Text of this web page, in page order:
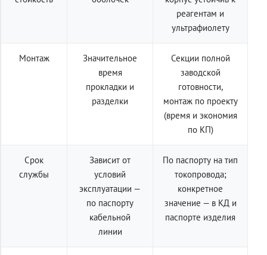
реагентам и
ультрафиолету
Монтаж
Значительное
время
прокладки и
разделки
Секции полной
заводской
готовности,
монтаж по проекту
(время и экономия
по КП)
Срок
службы
Зависит от
условий
эксплуатации —
по паспорту
кабельной
линии
По паспорту на тип
токопровода;
конкретное
значение — в КД и
паспорте изделия